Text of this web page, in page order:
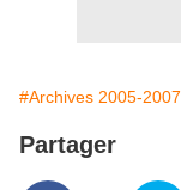
#Archives 2005-2007
Partager